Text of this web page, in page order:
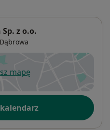
z o.o.
Dąbrowa
mapę
otwiera się w nowej karcie